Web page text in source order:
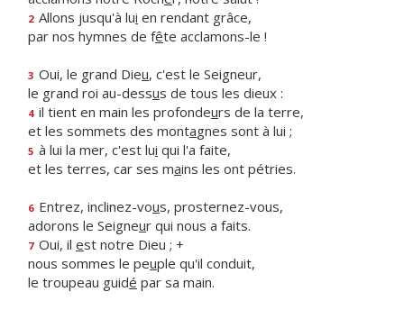
2 Allons jusqu'à lui en rendant grâce,
par nos hymnes de fête acclamons-le !
3 Oui, le grand Dieu, c'est le Seigneur,
le grand roi au-dessus de tous les dieux :
4 il tient en main les profondeurs de la terre,
et les sommets des montagnes sont à lui ;
5 à lui la mer, c'est lui qui l'a faite,
et les terres, car ses mains les ont pétries.
6 Entrez, inclinez-vous, prosternez-vous,
adorons le Seigneur qui nous a faits.
7 Oui, il est notre Dieu ; +
nous sommes le peuple qu'il conduit,
le troupeau guidé par sa main.